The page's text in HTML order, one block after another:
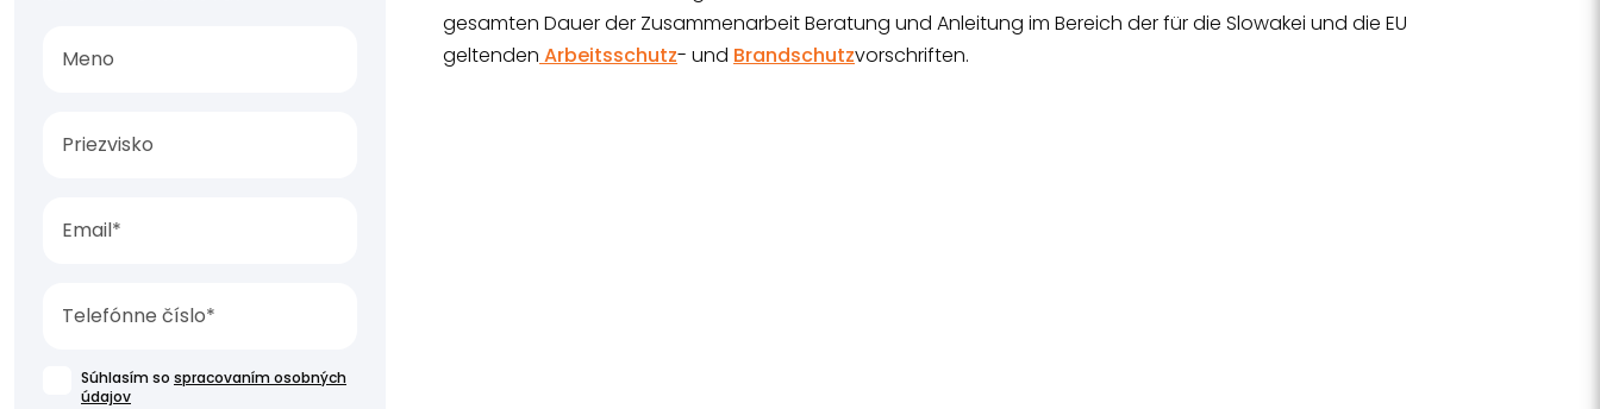
Súhlasím so spracovaním osobných
údajov
gesamten Dauer der Zusammenarbeit Beratung und Anleitung im Bereich der für die Slowakei und die EU
geltenden Arbeitsschutz- und Brandschutzvorschriften.